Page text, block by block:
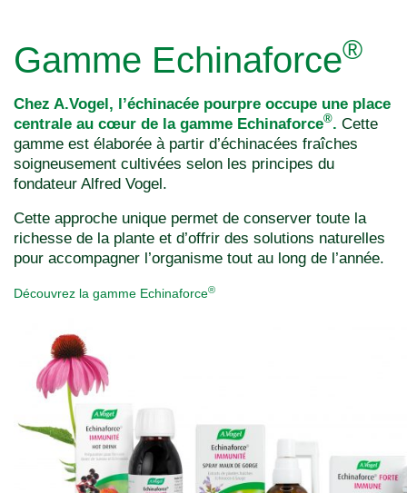
Gamme Echinaforce®
Chez A.Vogel, l’échinacée pourpre occupe une place
centrale au cœur de la gamme Echinaforce®. Cette
gamme est élaborée à partir d’échinacées fraîches
soigneusement cultivées selon les principes du
fondateur Alfred Vogel.
Cette approche unique permet de conserver toute la
richesse de la plante et d’offrir des solutions naturelles
pour accompagner l’organisme tout au long de l’année.
Découvrez la gamme Echinaforce®